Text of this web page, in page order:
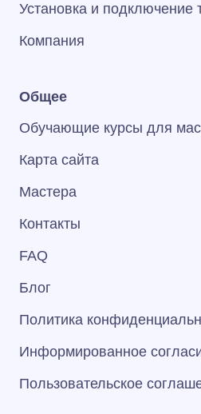
Установка и подключение
Компания
Общее
Обучающие курсы для
Карта сайта
Мастера
Контакты
FAQ
Блог
Политика
Информированное
Пользовательское